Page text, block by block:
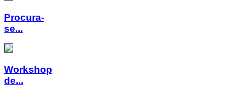
Procura-
se...
Workshop
de...